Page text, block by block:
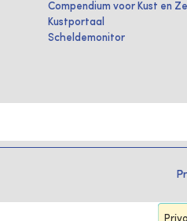
Compendium voor Kust en
Kustportaal
Scheldemonitor